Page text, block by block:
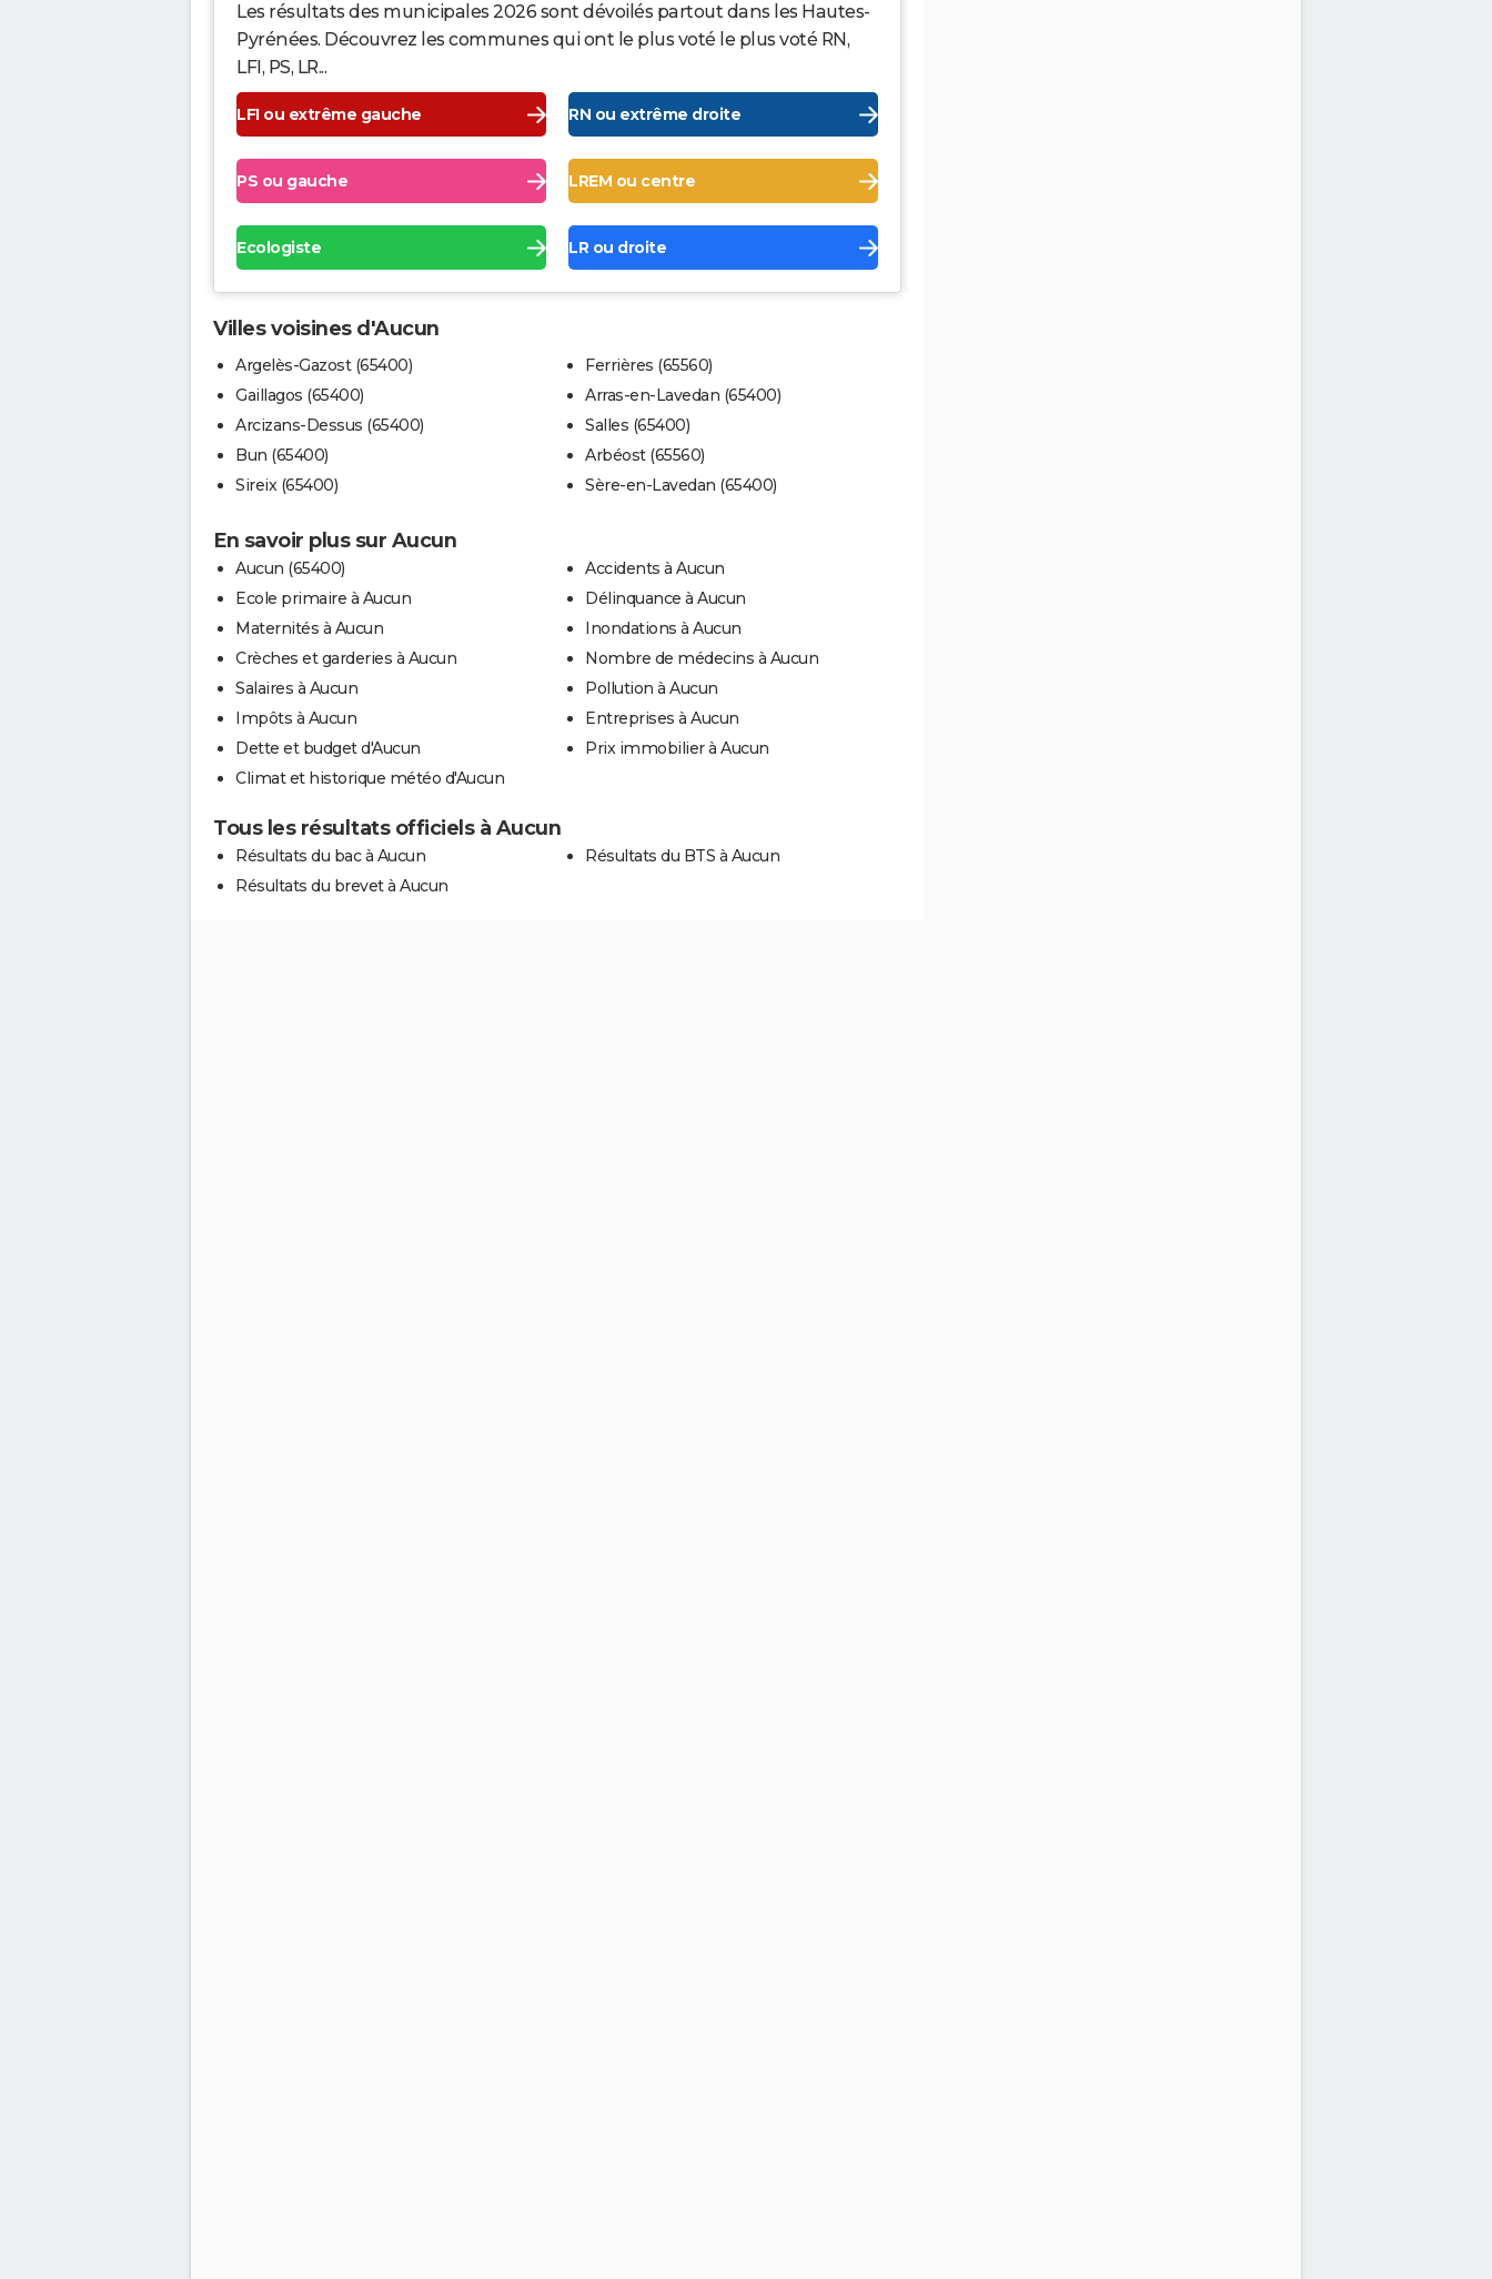
Les résultats des municipales 2026 sont dévoilés partout dans les Hautes-
Pyrénées. Découvrez les communes qui ont le plus voté le plus voté RN,
LFI, PS, LR...
LFI ou extrême gauche RN ou extrême droite
PS ou gauche LREM ou centre
Ecologiste LR ou droite
Villes voisines d'Aucun
Argelès-Gazost (65400)
Gaillagos (65400)
Arcizans-Dessus (65400)
Bun (65400)
Sireix (65400)
Ferrières (65560)
Arras-en-Lavedan (65400)
Salles (65400)
Arbéost (65560)
Sère-en-Lavedan (65400)
En savoir plus sur Aucun
Aucun (65400)
Ecole primaire à Aucun
Maternités à Aucun
Crèches et garderies à Aucun
Salaires à Aucun
Impôts à Aucun
Dette et budget d'Aucun
Climat et historique météo d'Aucun
Accidents à Aucun
Délinquance à Aucun
Inondations à Aucun
Nombre de médecins à Aucun
Pollution à Aucun
Entreprises à Aucun
Prix immobilier à Aucun
Tous les résultats officiels à Aucun
Résultats du bac à Aucun
Résultats du brevet à Aucun
Résultats du BTS à Aucun